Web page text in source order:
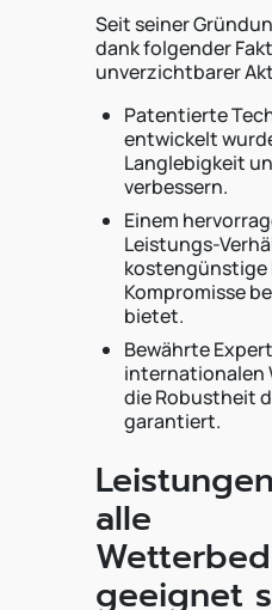
Seit seiner
dank folgender
unverzichtbarer
Patentierte
entwickelt
Langlebigkeit
verbessern.
Einem
Leistungs-
kostengünstige
Kompromisse
bietet.
Bewährte
internationalen
die Robustheit
garantiert.
alle
geeignet